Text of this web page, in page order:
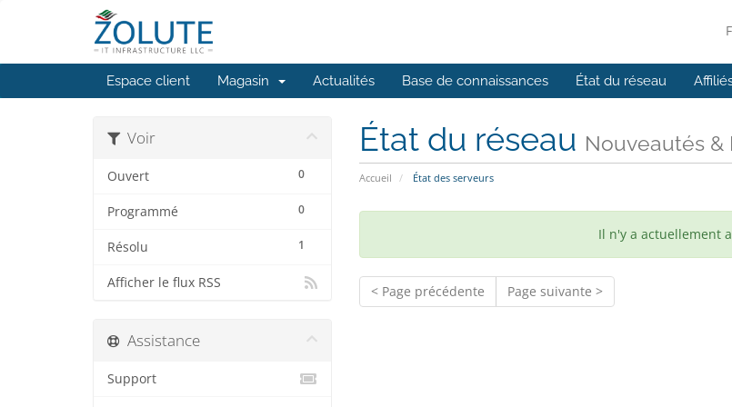
Espace client Magasin Actualités Base de connaissances État du réseau
État du réseau Nouveautés &
Accueil État des serveurs
Voir
0
Ouvert
0
Programmé
1
Résolu
Afficher le flux RSS
Il n'y a actuellement
< Page précédente Page suivante >
Assistance
Support